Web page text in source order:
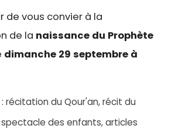
de vous convier à la
de la naissance du Prophète
dimanche 29 septembre à
récitation du Qour'an, récit du
des enfants, articles